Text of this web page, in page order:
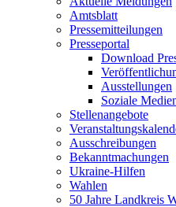
Amtsblatt
Pressemitteilungen
Presseportal
Download
Ausstellungen
Soziale
Stellenangebote
Ausschreibungen
Bekanntmachungen
Ukraine-Hilfen
Wahlen
50 Jahre Landkreis